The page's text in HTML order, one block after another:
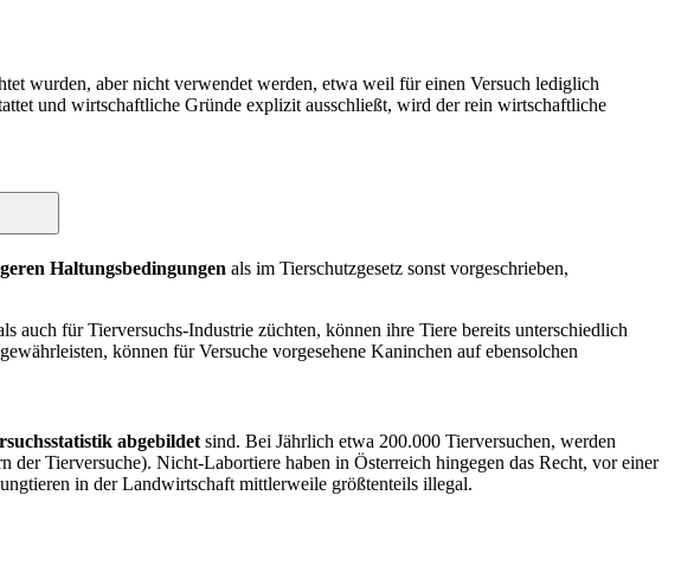
wurden, aber nicht verwendet werden, etwa weil für einen Versuch lediglich
und wirtschaftliche Gründe explizit ausschließt, wird der rein wirtschaftliche
Haltungsbedingungen als im Tierschutzgesetz sonst vorgeschrieben,
für Tierversuchs-Industrie züchten, können ihre Tiere bereits unterschiedlich
können für Versuche vorgesehene Kaninchen auf ebensolchen
abgebildet sind. Bei Jährlich etwa 200.000 Tierversuchen, werden
der Tierversuche). Nicht-Labortiere haben in Österreich hingegen das Recht, vor einer
in der Landwirtschaft mittlerweile größtenteils illegal.